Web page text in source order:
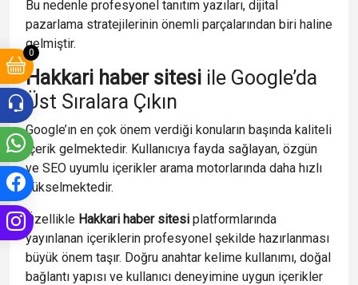
0
Bu nedenle profesyonel tanıtım yazıları, dijital
pazarlama stratejilerinin önemli parçalarından biri haline
gelmiştir.
Hakkari haber sitesi ile Google’da
Üst Sıralara Çıkın
Google’ın en çok önem verdiği konuların başında kaliteli
içerik gelmektedir. Kullanıcıya fayda sağlayan, özgün
ve SEO uyumlu içerikler arama motorlarında daha hızlı
yükselmektedir.
Özellikle Hakkari haber sitesi platformlarında
yayınlanan içeriklerin profesyonel şekilde hazırlanması
büyük önem taşır. Doğru anahtar kelime kullanımı, doğal
bağlantı yapısı ve kullanıcı deneyimine uygun içerikler